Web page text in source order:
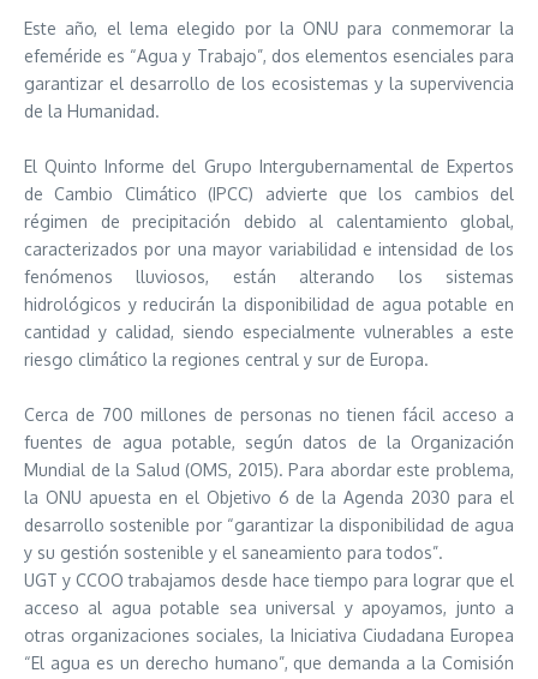
Este año, el lema elegido por la ONU para conmemorar la
efeméride es “Agua y Trabajo”, dos elementos esenciales para
garantizar el desarrollo de los ecosistemas y la supervivencia
de la Humanidad.
El Quinto Informe del Grupo Intergubernamental de Expertos
de Cambio Climático (IPCC) advierte que los cambios del
régimen de precipitación debido al calentamiento global,
caracterizados por una mayor variabilidad e intensidad de los
fenómenos lluviosos, están alterando los sistemas
hidrológicos y reducirán la disponibilidad de agua potable en
cantidad y calidad, siendo especialmente vulnerables a este
riesgo climático la regiones central y sur de Europa.
Cerca de 700 millones de personas no tienen fácil acceso a
fuentes de agua potable, según datos de la Organización
Mundial de la Salud (OMS, 2015). Para abordar este problema,
la ONU apuesta en el Objetivo 6 de la Agenda 2030 para el
desarrollo sostenible por “garantizar la disponibilidad de agua
y su gestión sostenible y el saneamiento para todos”.
UGT y CCOO trabajamos desde hace tiempo para lograr que el
acceso al agua potable sea universal y apoyamos, junto a
otras organizaciones sociales, la Iniciativa Ciudadana Europea
“El agua es un derecho humano”, que demanda a la Comisión